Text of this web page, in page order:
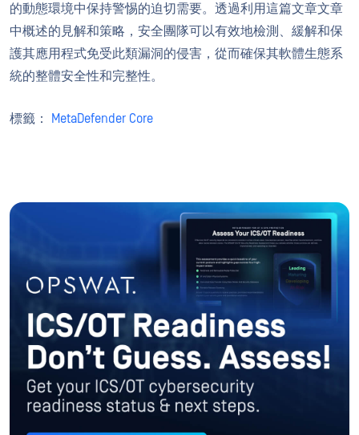
的動態環境中保持警惕的迫切需要。透過利用這篇文章文章
中概述的見解和策略，安全團隊可以有效地檢測、緩解和保
護其應用程式免受此類漏洞的侵害，從而確保其軟體生態系
統的整體安全性和完整性。
標籤： MetaDefender Core